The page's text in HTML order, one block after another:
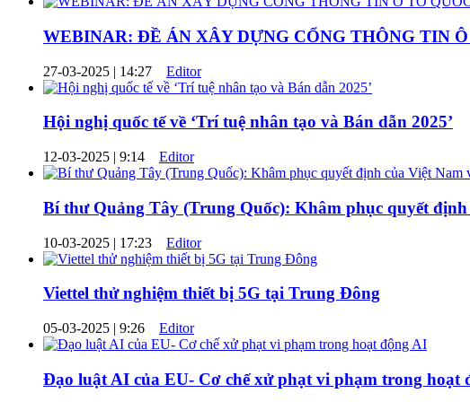
WEBINAR: ĐỀ ÁN XÂY DỰNG CỔNG THÔNG TIN
27-03-2025 | 14:27 Editor
Hội nghị quốc tế về ‘Trí tuệ nhân tạo và Bán dẫn 2025’
12-03-2025 | 9:14 Editor
Bí thư Quảng Tây (Trung Quốc): Khâm phục quyết
10-03-2025 | 17:23 Editor
Viettel thử nghiệm thiết bị 5G tại Trung Đông
05-03-2025 | 9:26 Editor
Đạo luật AI của EU- Cơ chế xử phạt vi phạm trong hoạt